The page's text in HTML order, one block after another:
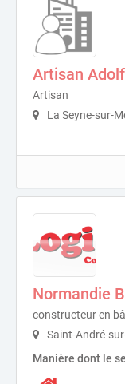
Artisan
Artisan
La Seyne-sur-
Normandie
constructeur en
Saint-André-
Manière dont le